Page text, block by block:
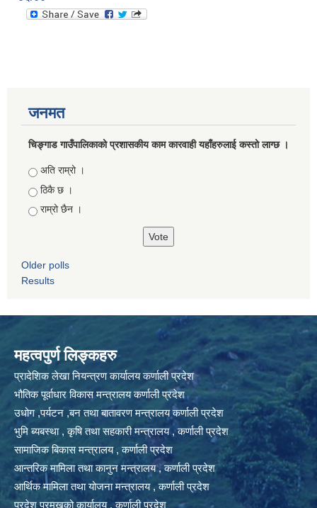
जनमत
चिङ्गाड गाउँपालिकाको प्रशासकीय काम कारवाही यहाँहरुलाई कस्तो लाग्छ ।
Choices
अति राम्रो ।
ठिकै छ ।
राम्रो छैन ।
Older polls
Results
महत्वपुर्ण लिङ्कहरु
प्रादेशिक लेखा नियन्त्रण कार्यालय कर्णाली प्रदेश
भौतिक पूर्वाधार विकास मन्त्रालय कर्णाली प्रदेश
उधोग ,पर्यटन ,बन तथा बातावरण मन्त्रालय कर्णाली प्रदेश
भुमि ब्यबस्था , कृषि तथा सहकारी मन्त्रालय , कर्णाली प्रदेश
सामाजिक बिकास मन्त्रालय , कर्णाली प्रदेश
आन्तरिक मामिला तथा कानुन मन्त्रालय , कर्णाली प्रदेश
आर्थिक मामिला तथा योजना मन्त्रालय , कर्णाली प्रदेश
प्रदेश प्रमुखको कार्यालय , कर्णाली प्रदेश